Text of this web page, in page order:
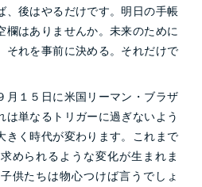
、後はやるだけです。明日の手帳
欄はありませんか。未来のために
それを事前に決める。それだけで
１５日に米国リーマン・ブラザ
は単なるトリガーに過ぎないよう
きく時代が変わります。これまで
められるような変化が生まれま
供たちは物心つけば言うでしょ